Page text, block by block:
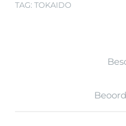
TAG: TOKAIDO